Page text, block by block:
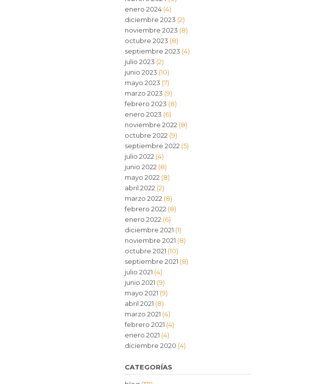
enero 2024(4)
diciembre 2023 (2)
noviembre 2023 (8)
octubre 2023 (8)
septiembre 2023 (4)
julio 2023 (2)
junio 2023 (10)
mayo 2023 (7)
marzo 2023 (9)
febrero 2023 (8)
enero 2023 (6)
noviembre 2022 (8)
octubre 2022 (9)
septiembre 2022 (5)
julio 2022 (4)
junio 2022 (8)
mayo 2022 (8)
abril 2022 (2)
marzo 2022 (8)
febrero 2022 (8)
enero 2022 (6)
diciembre 2021 (1)
noviembre 2021 (8)
octubre 2021 (10)
septiembre 2021 (8)
julio 2021 (4)
junio 2021 (9)
mayo 2021 (9)
abril 2021 (8)
marzo 2021 (4)
febrero 2021 (4)
enero 2021 (4)
diciembre 2020 (4)
CATEGORÍAS